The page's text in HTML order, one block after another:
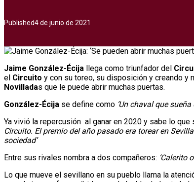
Published4 de junio de 2021
Jaime González-Écija llega como triunfador del
el Circuito y con su toreo, su disposición y creando y
Novilladas que le puede abrir muchas puertas.
González-Écija se define como ‘Un chaval que
Ya vivió la repercusión al ganar en 2020 y sabe lo que
Circuito. El premio del año pasado era torear en
sociedad’
Entre sus rivales nombra a dos compañeros: ‘Calerito
Lo que mueve el sevillano en su pueblo llama la